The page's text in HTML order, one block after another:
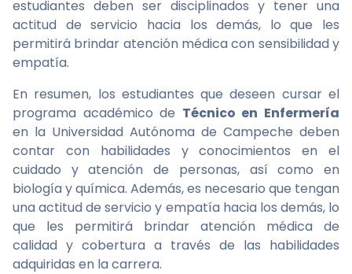
estudiantes deben ser disciplinados y tener una
actitud de servicio hacia los demás, lo que les
permitirá brindar atención médica con sensibilidad y
empatía.
En resumen, los estudiantes que deseen cursar el
programa académico de Técnico en Enfermería
en la Universidad Autónoma de Campeche deben
contar con habilidades y conocimientos en el
cuidado y atención de personas, así como en
biología y química. Además, es necesario que tengan
una actitud de servicio y empatía hacia los demás, lo
que les permitirá brindar atención médica de
calidad y cobertura a través de las habilidades
adquiridas en la carrera.